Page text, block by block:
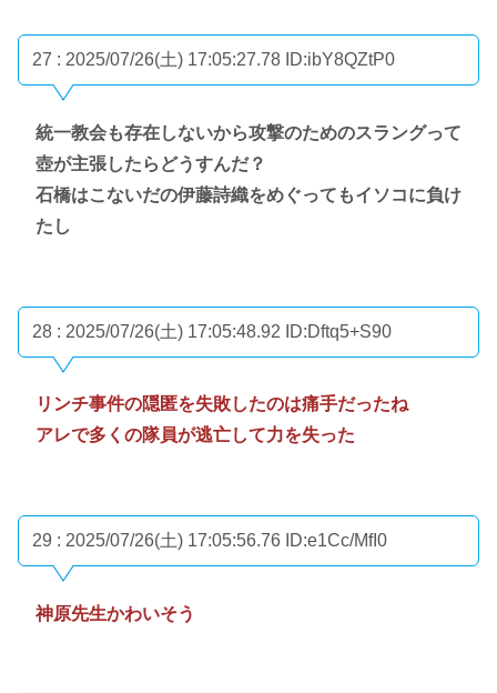
27 : 2025/07/26(土) 17:05:27.78 ID:ibY8QZtP0
統一教会も存在しないから攻撃のためのスラングって
壺が主張したらどうすんだ？
石橋はこないだの伊藤詩織をめぐってもイソコに負け
たし
28 : 2025/07/26(土) 17:05:48.92 ID:Dftq5+S90
リンチ事件の隠匿を失敗したのは痛手だったね
アレで多くの隊員が逃亡して力を失った
29 : 2025/07/26(土) 17:05:56.76 ID:e1Cc/MfI0
神原先生かわいそう